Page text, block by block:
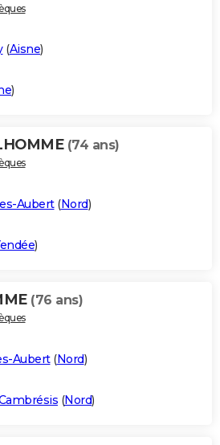
(Aisne)
)
(74 ans)
Aubert(Nord)
)
(76 ans)
Aubert(Nord)
(Nord)